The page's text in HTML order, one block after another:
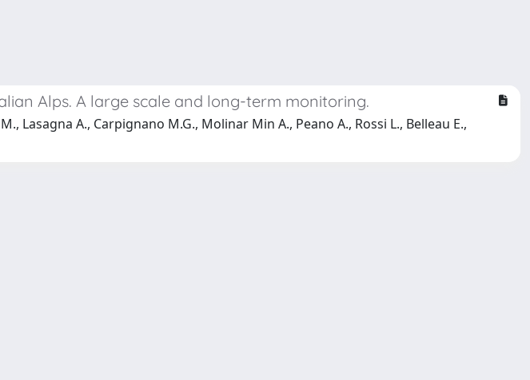
Alps. A large scale and long-term monitoring.
Lasagna A., Carpignano M.G., Molinar Min A., Peano A., Rossi L., Belleau E.,